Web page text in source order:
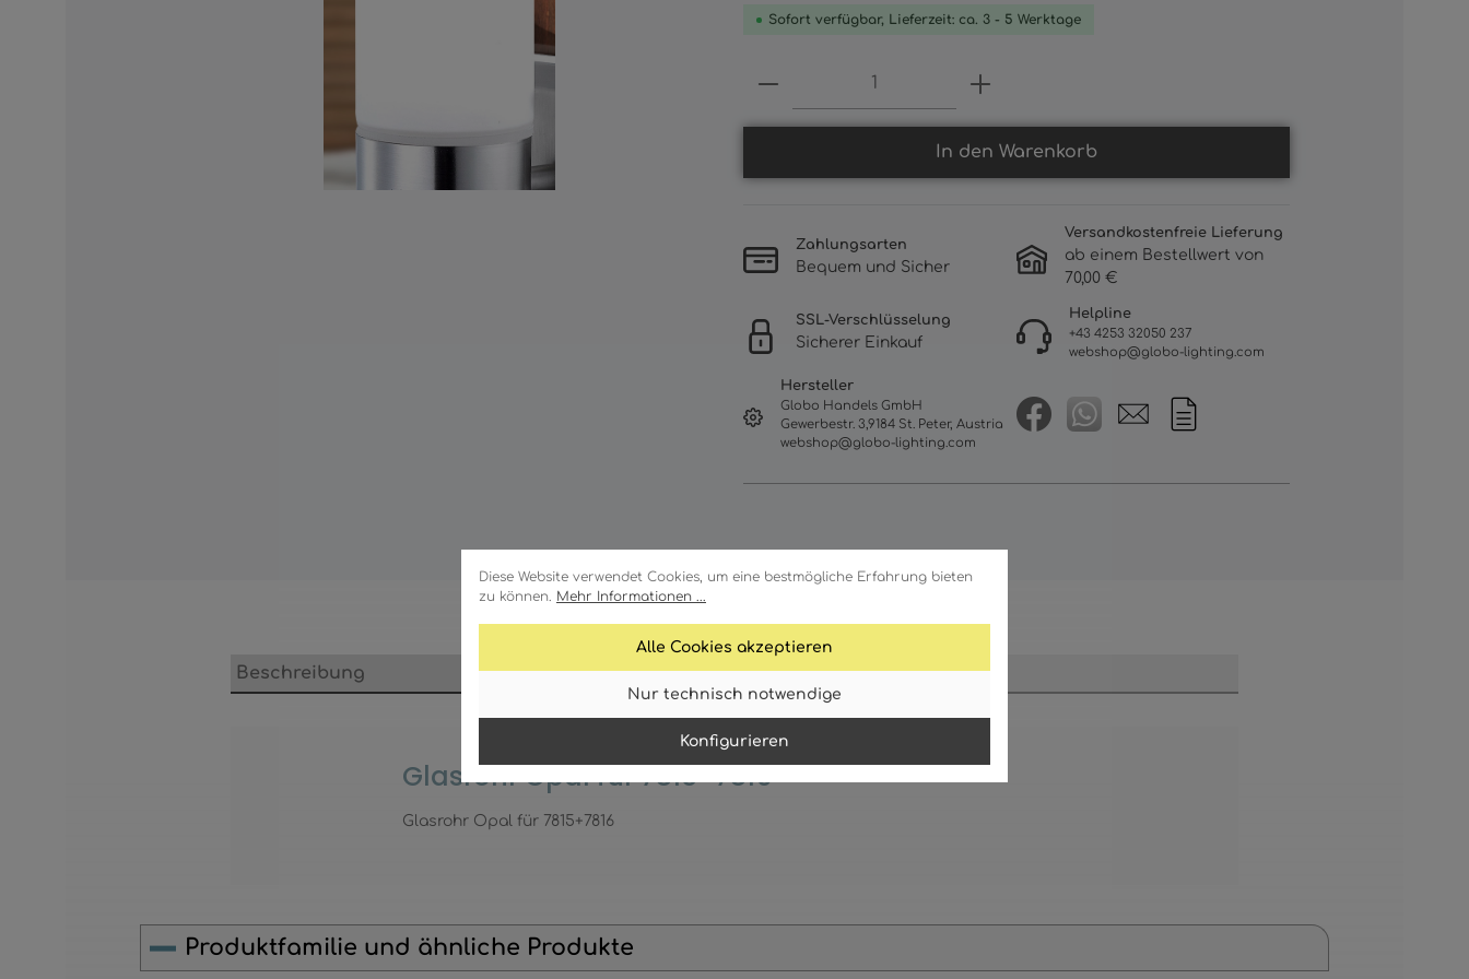
Diese Website verwendet Cookies, um eine bestmögliche Erfahrung bieten
zu können. Mehr Informationen ...
Alle Cookies akzeptieren
Nur technisch notwendige
Konfigurieren
Sofort verfügbar, Lieferzeit: ca. 3 - 5 Werktage
Produkt Anzahl: Gib den gewünschten Wert ein
In den Warenkorb
Zahlungsarten
Bequem und Sicher
Versandkostenfreie Lieferung
ab einem Bestellwert von
70,00 €
SSL-Verschlüsselung
Sicherer Einkauf
Helpline
+43 4253 32050 237
webshop@globo-lighting.com
Hersteller
Globo Handels GmbH
Gewerbestr. 3,9184 St. Peter, Austria
webshop@globo-lighting.com
Beschreibung Downloads
Glasrohr Opal für 7815+7816
Glasrohr Opal für 7815+7816
Produktfamilie und ähnliche Produkte